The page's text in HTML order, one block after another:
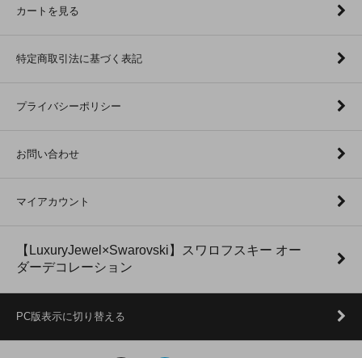
カートを見る
特定商取引法に基づく表記
プライバシーポリシー
お問い合わせ
マイアカウント
【LuxuryJewel×Swarovski】スワロフスキー オー
ダーデコレーション
PC版表示に切り替える